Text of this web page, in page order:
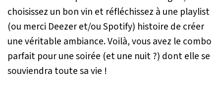
choisissez un bon vin et réfléchissez à une playlist
(ou merci Deezer et/ou Spotify) histoire de créer
une véritable ambiance. Voilà, vous avez le combo
parfait pour une soirée (et une nuit ?) dont elle se
souviendra toute sa vie !